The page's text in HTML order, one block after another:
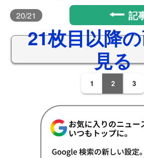
20/21 記
21枚目以降
見る
1 2 3